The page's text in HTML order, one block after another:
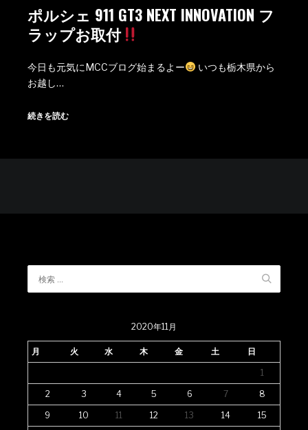
ポルシェ 911 GT3 NEXT INNOVATION フ
ラップお取付
今日も元気にMCCブログ始まるよー
いつも栃木県から
お越し…
続きを読む
2020年11月
月 火 水 木 金 土 日
1
2 3 4 5 6 7 8
9 10 11 12 13 14 15